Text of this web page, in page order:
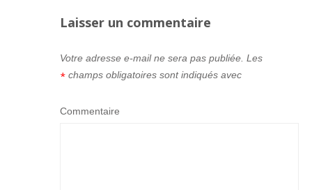
Laisser un commentaire
Votre adresse e-mail ne sera pas publiée. Les
champs obligatoires sont indiqués avec
*
Commentaire